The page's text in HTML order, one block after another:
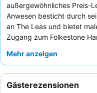
außergewöhnliches Preis-
Anwesen besticht durch
an The Leas und bietet
Zugang zum Folkestone
reichhaltigen Auswahl
beschrieben. Die Gäste
Personal und den Service
Mehr anzeigen
Gästerezensionen